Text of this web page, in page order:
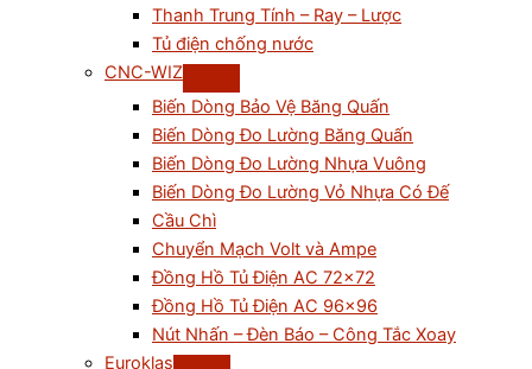
Thanh Trung Tính – Ray – Lược
Tủ điện chống nước
CNC-WIZ
Biến Dòng Bảo Vệ Băng Quấn
Biến Dòng Đo Lường Băng Quấn
Biến Dòng Đo Lường Nhựa Vuông
Biến Dòng Đo Lường Vỏ Nhựa Có Đế
Cầu Chì
Chuyển Mạch Volt và Ampe
Đồng Hồ Tủ Điện AC 72×72
Đồng Hồ Tủ Điện AC 96×96
Nút Nhấn – Đèn Báo – Công Tắc Xoay
Euroklas